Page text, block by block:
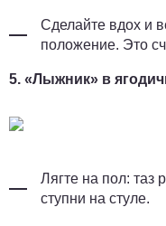
Сделайте вдох и
положение. Это
5. «Лыжник» в
Лягте на пол: таз
ступни на стуле.